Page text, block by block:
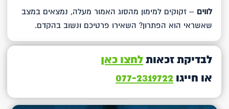
לווים – זקוקים למימון מהסוג האמור מעלה, נמצאים במצב
שאשראי הוא הפתרון? השאירו פרטיכם ונשוב בהקדם.
לבדיקת זכאותלחצו כאן
או חייגו 077-2319722